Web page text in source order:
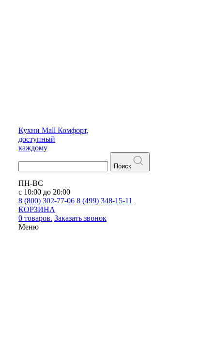
Кухни Mall Комфорт,
доступный
каждому
Поиск
ПН-ВС
с 10:00 до 20:00
8 (800) 302-77-06 8 (499) 348-15-11
КОРЗИНА
0 товаров. Заказать звонок
Меню